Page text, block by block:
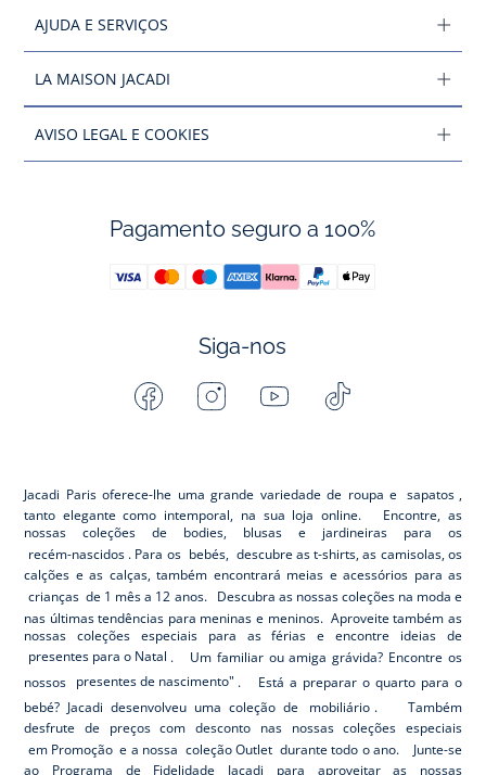
AJUDA E SERVIÇOS
LA MAISON JACADI
AVISO LEGAL E COOKIES
Pagamento seguro a 100%
Siga-nos
FacebookInstagramYoutube
Jacadi Paris oferece-lhe uma grande variedade de roupa e sapatos ,
tanto elegante como intemporal, na sua loja online. Encontre, as
nossas coleções de bodies, blusas e jardineiras para os
recém-nascidos . Para os bebés, descubre as t-shirts, as camisolas, os
calções e as calças, também encontrará meias e acessórios para as
crianças de 1 mês a 12 anos. Descubra as nossas coleções na moda e
nas últimas tendências para meninas e meninos. Aproveite também as
nossas coleções especiais para as férias e encontre ideias de
presentes para o Natal . Um familiar ou amiga grávida? Encontre os
nossos presentes de nascimento" . Está a preparar o quarto para o
bebé? Jacadi desenvolveu uma coleção de
mobiliário . Também
desfrute de preços com desconto nas nossas coleções especiais
em Promoção e a nossa coleção Outlet durante todo o ano. Junte-se
ao Programa de Fidelidade Jacadi para aproveitar as nossas